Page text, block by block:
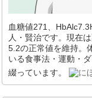
血糖値271、
人・賢治です。現在
5.2の正常値を維持。
いる食事法・運動・
綴っています。